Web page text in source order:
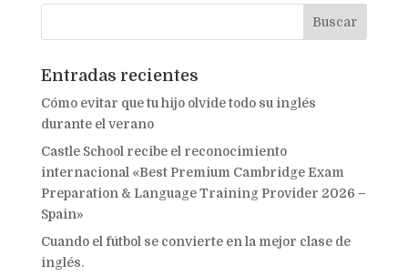
Entradas recientes
Cómo evitar que tu hijo olvide todo su inglés
durante el verano
Castle School recibe el reconocimiento
internacional «Best Premium Cambridge Exam
Preparation & Language Training Provider 2026 –
Spain»
Cuando el fútbol se convierte en la mejor clase de
inglés.